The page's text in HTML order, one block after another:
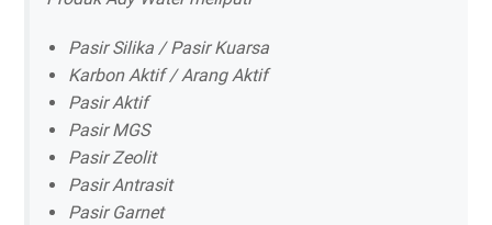
Pasir Silika / Pasir Kuarsa
Karbon Aktif / Arang Aktif
Pasir Aktif
Pasir MGS
Pasir Zeolit
Pasir Antrasit
Pasir Garnet